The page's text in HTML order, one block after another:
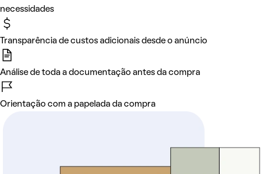
necessidades
Transparência de custos adicionais desde o anúncio
Análise de toda a documentação antes da compra
Orientação com a papelada da compra